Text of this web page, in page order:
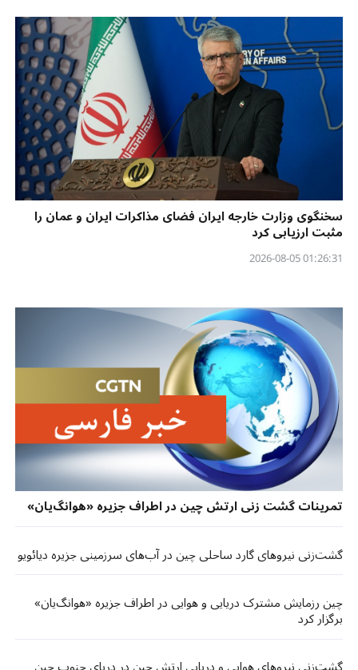
سخنگوی وزارت خارجه ایران فضای مذاکرات ایران و عمان را
مثبت ارزیابی کرد
01:26:31 2026-08-05
تمرینات گشت زنی ارتش چین در اطراف جزیره «هوانگ‌یان»
گشت‌زنی نیروهای گارد ساحلی چین در آب‌های سرزمینی جزیره دیائویو
چین رزمایش مشترک دریایی و هوایی در اطراف جزیره «هوانگ‌یان»
برگزار کرد